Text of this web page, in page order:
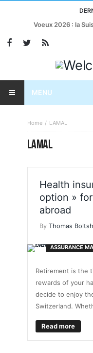
Voeux 2026 : la
MENU
Home LAMAL
LAMAL
Health
option »
abroad
By Thomas
ASSURANCE
Retirement is the
rewards of your
decide to enjoy
Switzerland.
Read more